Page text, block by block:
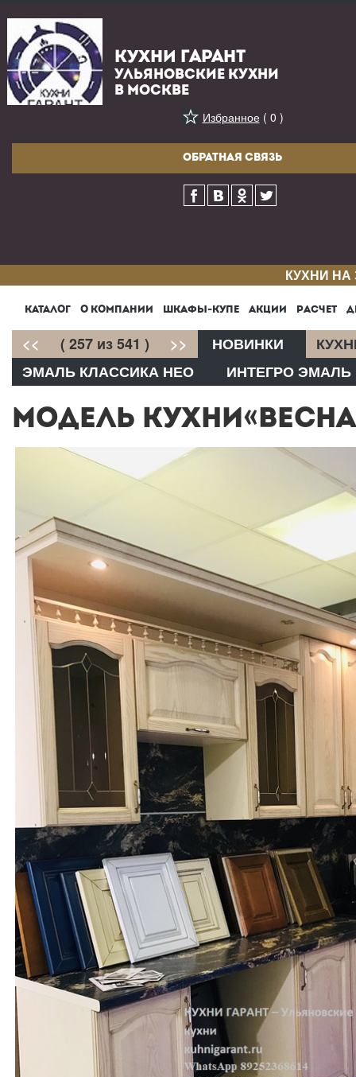
КУХНИ ГАРАНТ
УЛЬЯНОВСКИЕ КУХНИ
В МОСКВЕ
Избранное( 0 )
ОБРАТНАЯ СВЯЗЬ
КУХНИ
КАТАЛОГ О КОМПАНИИ ШКАФЫ-КУПЕ АКЦИИ РАСЧЕТ
<< ( 257 из 541 ) >> НОВИНКИ
ЭМАЛЬ КЛАССИКА НЕО
ИНТЕГРО ЭМАЛЬ
МОДЕЛЬ КУХНИ«ВЕСНА